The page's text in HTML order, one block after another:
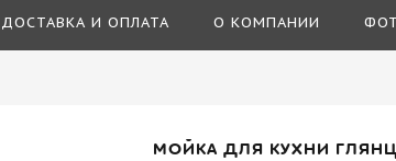
ДОСТАВКА И ОПЛАТА О КОМПАНИИ
МОЙКА ДЛЯ КУХНИ